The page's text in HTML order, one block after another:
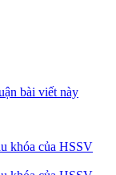
bài viết này
khóa của HSSV